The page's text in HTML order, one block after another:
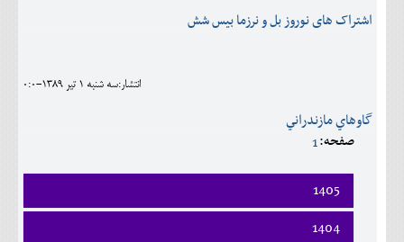
خانه
اشتراک های نوروز بل و نرزما بیس شش
انتشار:سه شنبه 1 تير 1389-0:0
گاوهاي مازندراني
صفحه:1
1405
فروردين
1404